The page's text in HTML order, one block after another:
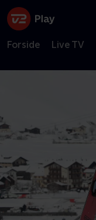
Forside Live TV